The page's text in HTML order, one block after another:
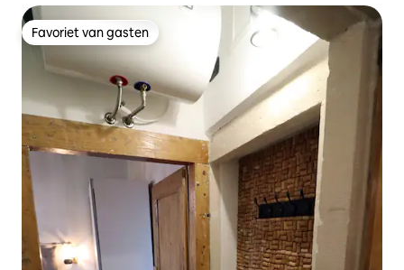
Favoriet van gasten
Favoriet van gasten